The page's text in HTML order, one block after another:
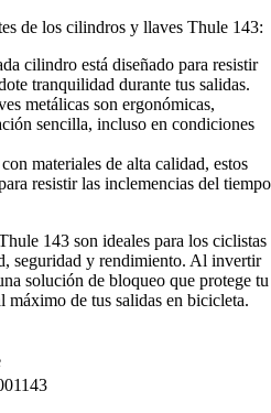
de los cilindros y llaves Thule 143:
cilindro está diseñado para resistir
tranquilidad durante tus salidas.
metálicas son ergonómicas,
sencilla, incluso en condiciones
materiales de alta calidad, estos
resistir las inclemencias del tiempo
143 son ideales para los ciclistas
seguridad y rendimiento. Al invertir
solución de bloqueo que protege tu
de tus salidas en bicicleta.